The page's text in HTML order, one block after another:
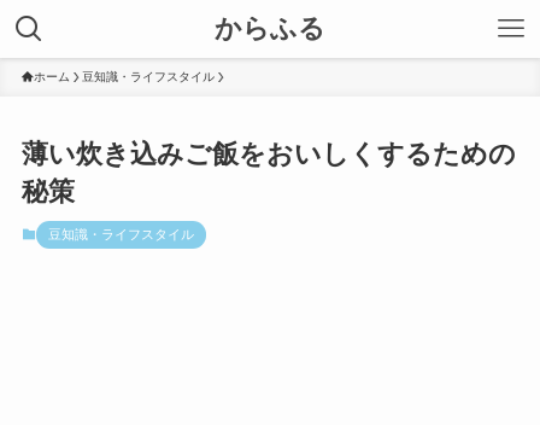
からふる
ホーム 豆知識・ライフスタイル
薄い炊き込みご飯をおいしくするための
秘策
豆知識・ライフスタイル